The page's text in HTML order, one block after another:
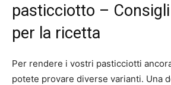
pasticciotto –
per la ricetta
Per rendere i vostri pasticciotti
potete provare diverse varianti. Una